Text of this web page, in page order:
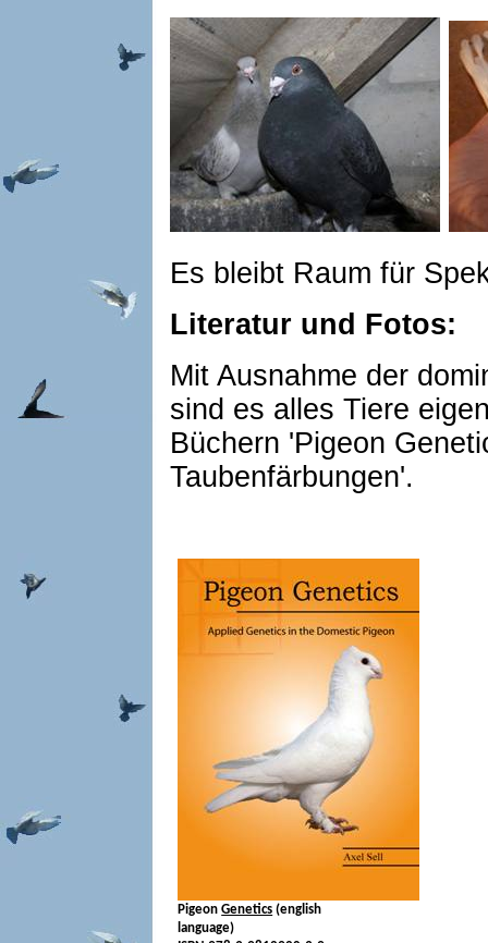
Es bleibt Raum für
Literatur und Fotos:
Mit Ausnahme der
sind es alles Tiere
Büchern 'Pigeon
Taubenfärbungen'.
PigeonGenetics (english
language)